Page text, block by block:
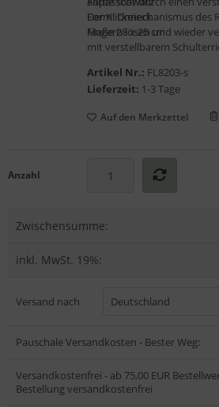
Der Klickmechanismus des
Fingern lösen und wieder
Ihres faltbaren Gehstockes.
Denn bei Nichtgebrauch auf
verstaubar
Form: Dreieck
Maße 28 x 25 cm
mit verstellbarem
Artikel Nr.: FL8203-s
Lieferzeit: 1-3 Tage
Auf den Merkzettel
Anzahl
Zwischensumme:
inkl. MwSt. 19%:
Versand nach Deutschland
Pauschale Versandkosten - Bester Weg:
Versandkostenfrei - ab 75,00 EUR
Bestellung versandkostenfrei